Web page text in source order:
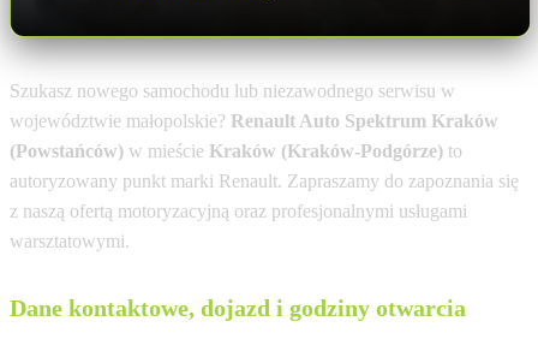
Szukasz nowego samochodu lub niezawodnego serwisu w
województwie małopolskie? Renault Auto Spektrum Kraków
(Powstańców) w mieście Kraków (Kraków-Podgórze) to
autoryzowany punkt marki Renault. Zapraszamy do zapoznania się
z naszą ofertą motoryzacyjną oraz profesjonalnymi usługami
warsztatowymi.
Dane kontaktowe, dojazd i godziny otwarcia